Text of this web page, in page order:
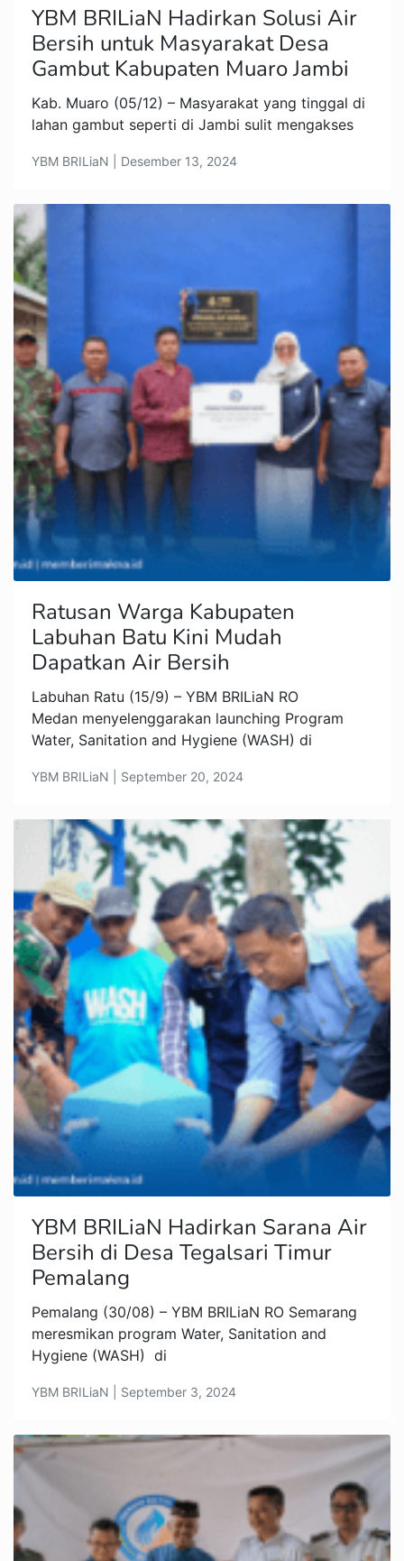
YBM BRILiaN Hadirkan Solusi Air
Bersih untuk Masyarakat Desa
Gambut Kabupaten Muaro Jambi
Kab. Muaro (05/12) – Masyarakat yang tinggal di
lahan gambut seperti di Jambi sulit mengakses
YBM BRILiaN | Desember 13, 2024
Ratusan Warga Kabupaten
Labuhan Batu Kini Mudah
Dapatkan Air Bersih
Labuhan Ratu (15/9) – YBM BRILiaN RO
Medan menyelenggarakan launching Program
Water, Sanitation and Hygiene (WASH) di
YBM BRILiaN | September 20, 2024
YBM BRILiaN Hadirkan Sarana Air
Bersih di Desa Tegalsari Timur
Pemalang
Pemalang (30/08) – YBM BRILiaN RO Semarang
meresmikan program Water, Sanitation and
Hygiene (WASH) di
YBM BRILiaN | September 3, 2024